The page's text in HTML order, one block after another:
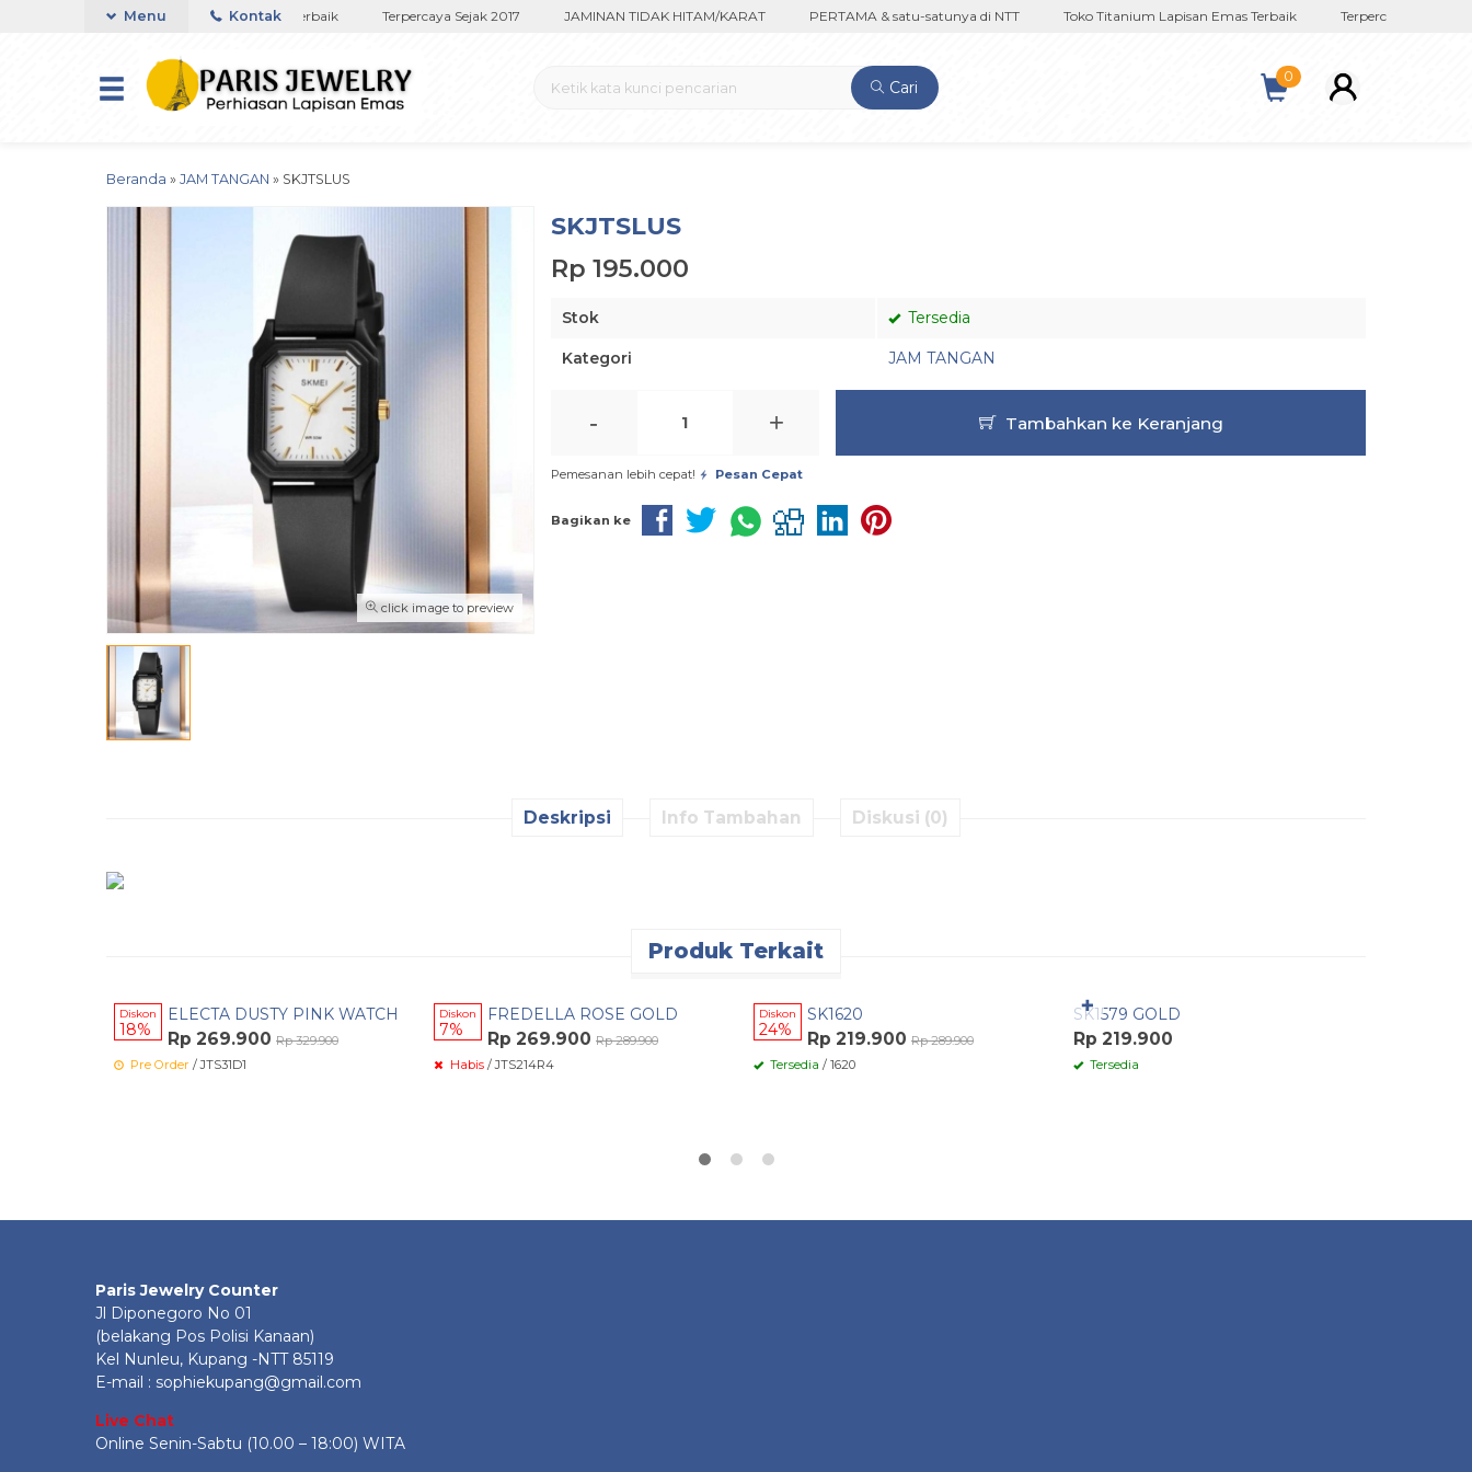
Toko Titanium Lapisan Emas Terbaik Terpercaya Sejak 2017 JAMINAN TIDAK HITAM/KARAT PERTAMA & satu-satunya di NTT Toko Titanium Lapisan Emas Terbaik Terpercaya Sejak 2017
Menu Kontak
Cari
0
Beranda » JAM TANGAN » SKJTSLUS
click image to preview
SKJTSLUS
Rp 195.000
Stok Tersedia
Kategori JAM TANGAN
- + Tambahkan ke Keranjang
Pemesanan lebih cepat! Pesan Cepat
Bagikan ke
Deskripsi Info Tambahan Diskusi (0)
Produk Terkait
Diskon
18%
ELECTA DUSTY PINK WATCH
Rp 269.900 Rp 329.900
Pre Order / JTS31D1
Diskon
7%
FREDELLA ROSE GOLD
Rp 269.900 Rp 289.900
Habis / JTS214R4
Diskon
24%
SK1620
Rp 219.900 Rp 289.900
Tersedia / 1620
SK1579 GOLD
Rp 219.900
Tersedia
✚
Paris Jewelry Counter
Jl Diponegoro No 01
(belakang Pos Polisi Kanaan)
Kel Nunleu, Kupang -NTT 85119
E-mail : sophiekupang@gmail.com
Live Chat
Online Senin-Sabtu (10.00 – 18:00) WITA